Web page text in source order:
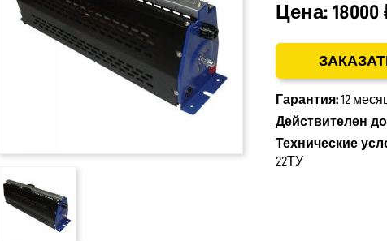
Цена: 18000
Гарантия:12
Действителен
Технические
22ТУ